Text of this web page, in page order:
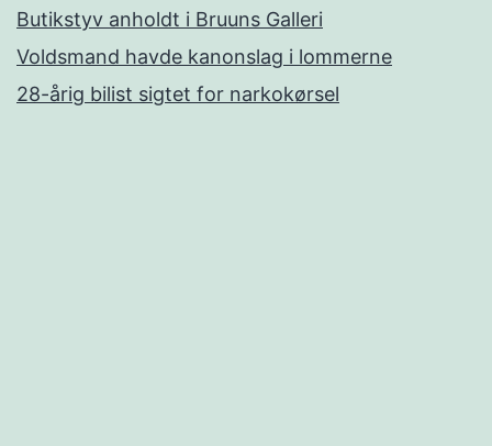
Butikstyv anholdt i Bruuns Galleri
Voldsmand havde kanonslag i lommerne
28-årig bilist sigtet for narkokørsel